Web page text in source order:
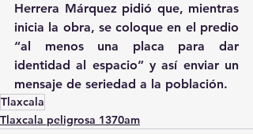
Herrera Márquez pidió que, mientras
inicia la obra, se coloque en el predio
“al menos una placa para dar
identidad al espacio” y así enviar un
mensaje de seriedad a la población.
Tlaxcala
Tlaxcala peligrosa 1370am